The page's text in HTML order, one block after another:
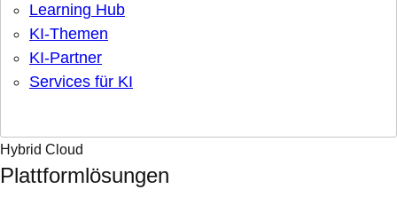
Learning Hub
KI-Themen
KI-Partner
Services für KI
Hybrid Cloud
Plattformlösungen